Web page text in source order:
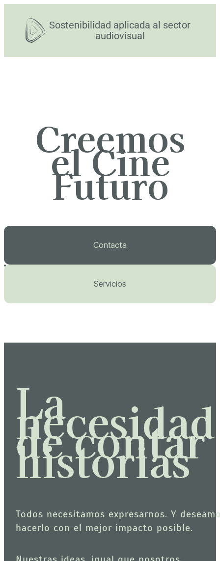
Sostenibilidad aplicada al sector
audiovisual
Creemos
el Cine
Futuro
Contacta
Servicios
La
necesidad
de contar
historias
Todos necesitamos expresarnos. Y
hacerlo con el mejor impacto posible.